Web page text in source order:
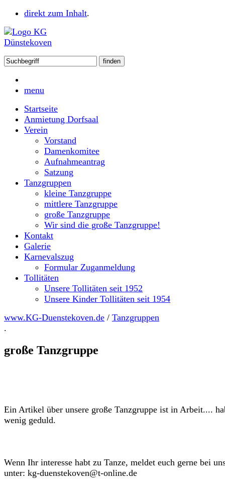
direkt zum Inhalt.
menu
Startseite
Anmietung Dorfsaal
Verein
Vorstand
Damenkomitee
Aufnahmeantrag
Satzung
Tanzgruppen
kleine Tanzgruppe
mittlere Tanzgruppe
große Tanzgruppe
Wir sind die große Tanzgruppe!
Kontakt
Galerie
Karnevalszug
Formular Zuganmeldung
Tollitäten
Unsere Tollitäten seit 1952
Unsere Kinder Tollitäten seit 1954
www.KG-Duenstekoven.de / Tanzgruppen
.
große Tanzgruppe
Ein Artikel über unsere große Tanzgruppe ist in Arbeit....
wenig geduld.
Wenn Ihr interesse habt zu Tanze, meldet euch gerne bei
unter: kg-duenstekoven@t-online.de